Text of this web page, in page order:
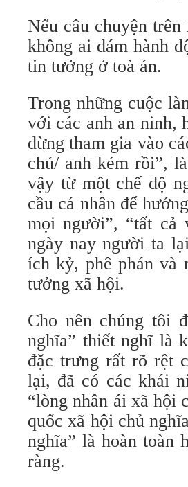
Nếu câu chuyện
không ai dám hành
tin tưởng ở toà án.
Trong những cuộc
với các anh an ninh,
đừng tham gia vào
chú/ anh kém rồi”,
vậy từ một chế độ
cầu cá nhân để
mọi người”, “tất
ngày nay người ta
ích kỷ, phê phán và
tưởng xã hội.
Cho nên chúng tôi
nghĩa” thiết nghĩ là
đặc trưng rất rõ rệt
lại, đã có các khái
“lòng nhân ái xã hội
quốc xã hội chủ
nghĩa” là hoàn toàn
ràng.